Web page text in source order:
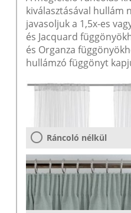
kiválasztásával hullám
javasoljuk a 1,5x-es
és Jacquard
és Organza
hullámzó függönyt
Ráncoló nélkül